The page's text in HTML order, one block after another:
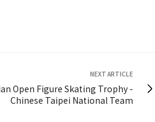
NEXT ARTICLE
Open Figure Skating Trophy -
Chinese Taipei National Team